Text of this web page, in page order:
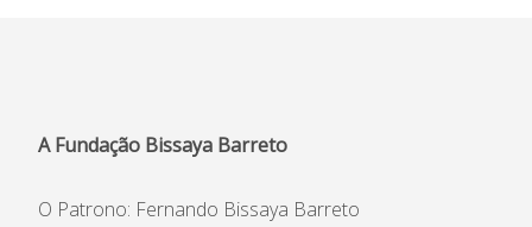
A Fundação Bissaya Barreto
O Patrono: Fernando Bissaya Barreto